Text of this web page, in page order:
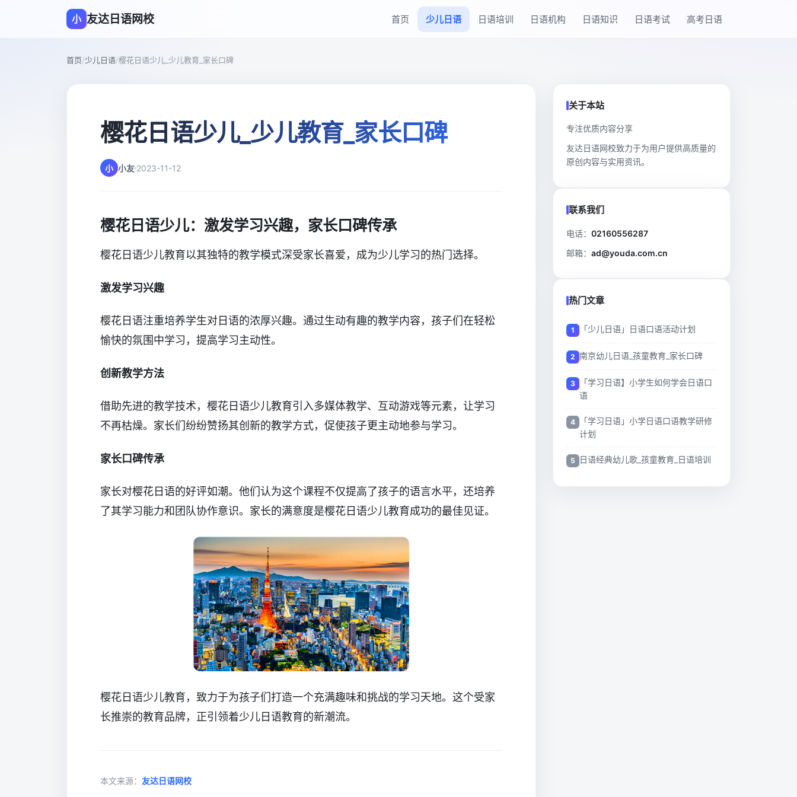
小 友达日语网校 首页 少儿日语 日语培训 日语机构 日语知识 日语考试 高考日语
首页/少儿日语/樱花日语少儿_少儿教育_家长口碑
樱花日语少儿_少儿教育_家长口碑
小 小友 2023-11-12
樱花日语少儿：激发学习兴趣，家长口碑传承
樱花日语少儿教育以其独特的教学模式深受家长喜爱，成为少儿学习的热门选择。
激发学习兴趣
樱花日语注重培养学生对日语的浓厚兴趣。通过生动有趣的教学内容，孩子们在轻松
愉快的氛围中学习，提高学习主动性。
创新教学方法
借助先进的教学技术，樱花日语少儿教育引入多媒体教学、互动游戏等元素，让学习
不再枯燥。家长们纷纷赞扬其创新的教学方式，促使孩子更主动地参与学习。
家长口碑传承
家长对樱花日语的好评如潮。他们认为这个课程不仅提高了孩子的语言水平，还培养
了其学习能力和团队协作意识。家长的满意度是樱花日语少儿教育成功的最佳见证。
樱花日语少儿教育，致力于为孩子们打造一个充满趣味和挑战的学习天地。这个受家
长推崇的教育品牌，正引领着少儿日语教育的新潮流。
本文来源： 友达日语网校
关于本站
专注优质内容分享
友达日语网校致力于为用户提供高质量的
原创内容与实用资讯。
联系我们
电话： 02160556287
邮箱： ad@youda.com.cn
热门文章
「少儿日语」日语口语活动计划
南京幼儿日语_孩童教育_家长口碑
「学习日语】小学生如何学会日语口
语
「学习日语」小学日语口语教学研修
计划
日语经典幼儿歌_孩童教育_日语培训